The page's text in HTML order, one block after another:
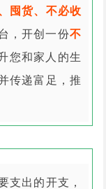
囤货、不必收
，开创一份不
您和家人的生
传递富足，推
支出的开支，